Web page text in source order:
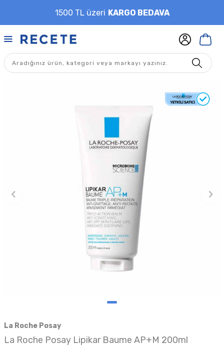
1500 TL üzeri KARGO BEDAVA
La Roche Posay
La Roche Posay Lipikar Baume AP+M 200ml